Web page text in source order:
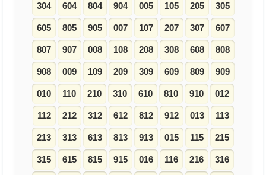
304 604 804 904 005 105 205 305
605 805 905 007 107 207 307 607
807 907 008 108 208 308 608 808
908 009 109 209 309 609 809 909
010 110 210 310 610 810 910 012
112 212 312 612 812 912 013 113
213 313 613 813 913 015 115 215
315 615 815 915 016 116 216 316